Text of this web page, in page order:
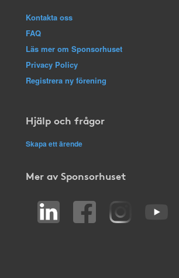
Kontakta oss
FAQ
Läs mer om Sponsorhuset
Privacy Policy
Registrera ny förening
Hjälp och frågor
Skapa ett ärende
Mer av Sponsorhuset